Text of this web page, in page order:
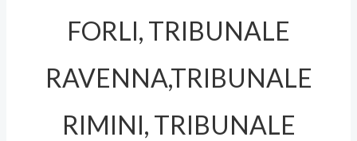
FORLI, TRIBUNALE
RAVENNA,TRIBUNALE
RIMINI, TRIBUNALE